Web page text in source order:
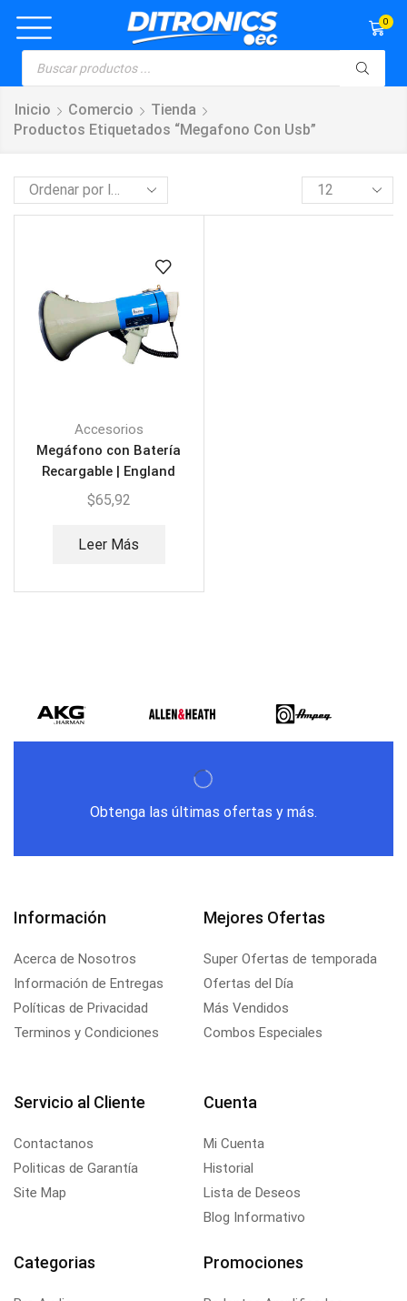
0
Inicio Comercio
Tienda
Productos Etiquetados “megafono Con Usb”
Accesorios
Megáfono con Batería
Recargable | England
ER67
$65,92
Leer Más
Obtenga las últimas ofertas y más.
Información
Acerca de Nosotros
Información de Entregas
Políticas de Privacidad
Terminos y Condiciones
Mejores Ofertas
Super Ofertas de temporada
Ofertas del Día
Más Vendidos
Combos Especiales
Servicio al Cliente
Contactanos
Politicas de Garantía
Site Map
Cuenta
Mi Cuenta
Historial
Lista de Deseos
Blog Informativo
Categorias Promociones